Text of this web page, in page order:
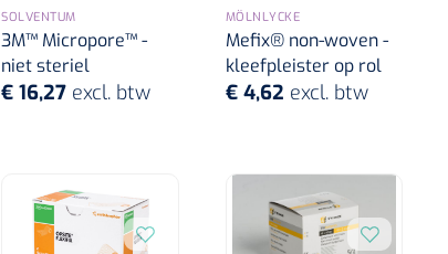
SOLVENTUM
3M™ Micropore™ -
niet steriel
€ 16,27 excl. btw
MÖLNLYCKE
Mefix® non-woven -
kleefpleister op rol
€ 4,62 excl. btw